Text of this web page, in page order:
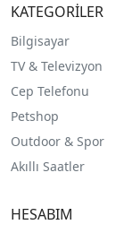
KATEGORİLER
Bilgisayar
TV & Televizyon
Cep Telefonu
Petshop
Outdoor & Spor
Akıllı Saatler
HESABIM